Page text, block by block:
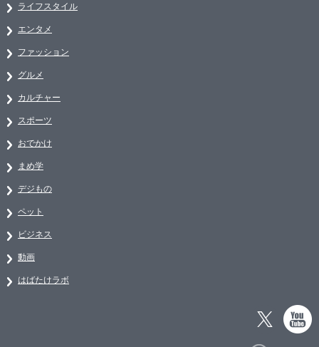
ライフスタイル
エンタメ
ファッション
グルメ
カルチャー
スポーツ
おでかけ
まめ学
デジもの
ペット
ビジネス
動画
はばたけラボ